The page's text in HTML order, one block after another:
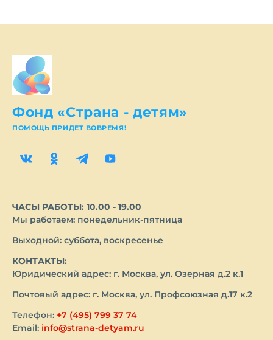
Фонд «Страна - детям»
ПОМОЩЬ ПРИДЕТ ВОВРЕМЯ!
ЧАСЫ РАБОТЫ: 10.00 - 19.00
Мы работаем: понедельник-пятница
Выходной: суббота, воскресенье
КОНТАКТЫ:
Юридический адрес: г. Москва, ул. Озерная д.2 к.1
Почтовый адрес: г. Москва, ул. Профсоюзная д.17 к.2
Телефон: +7 (495) 799 37 74
Email: info@strana-detyam.ru